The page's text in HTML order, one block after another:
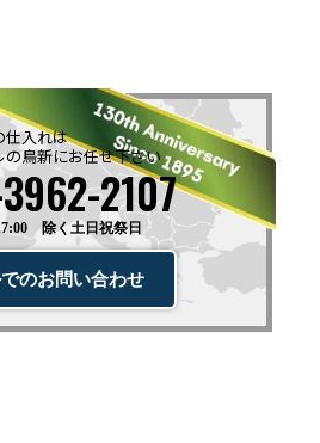
仕入れは
の鳥新にお任せ下さい
2107
除く土日祝祭日
のお問い合わせ